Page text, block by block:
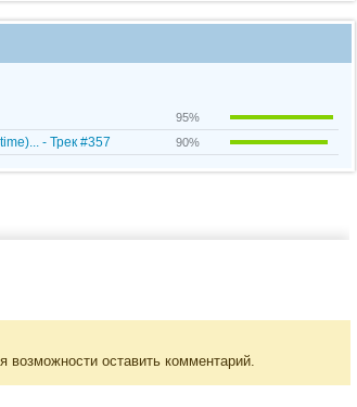
95%
- Трек #357 90%
возможности оставить комментарий.